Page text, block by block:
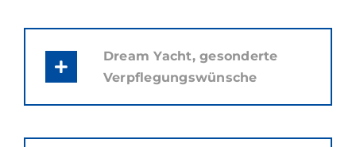
Dream Yacht, gesonderte
Verpflegungswünsche